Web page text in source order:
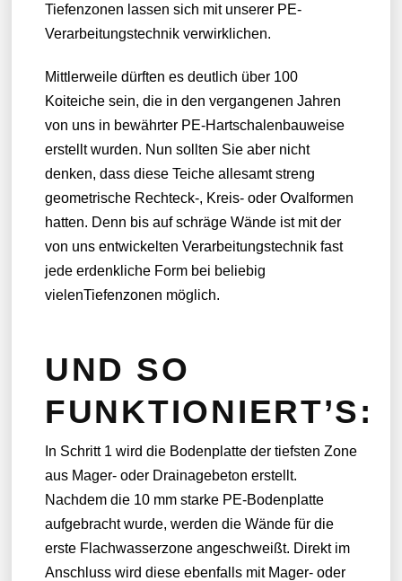
Tiefenzonen lassen sich mit unserer PE-
Verarbeitungstechnik verwirklichen.
Mittlerweile dürften es deutlich über 100
Koiteiche sein, die in den vergangenen Jahren
von uns in bewährter PE-Hartschalenbauweise
erstellt wurden. Nun sollten Sie aber nicht
denken, dass diese Teiche allesamt streng
geometrische Rechteck-, Kreis- oder Ovalformen
hatten. Denn bis auf schräge Wände ist mit der
von uns entwickelten Verarbeitungstechnik fast
jede erdenkliche Form bei beliebig
vielenTiefenzonen möglich.
UND SO
FUNKTIONIERT’S:
In Schritt 1 wird die Bodenplatte der tiefsten Zone
aus Mager- oder Drainagebeton erstellt.
Nachdem die 10 mm starke PE-Bodenplatte
aufgebracht wurde, werden die Wände für die
erste Flachwasserzone angeschweißt. Direkt im
Anschluss wird diese ebenfalls mit Mager- oder